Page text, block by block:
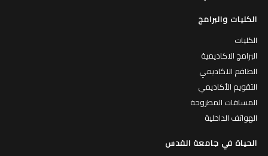
الكليات والبرامج
الكليات
البرامج الاكاديمية
الطاقم الاكاديمي
التقويم الأكاديمي
المساقات المطروحة
الهواتف الداخلية
الحياة في جامعة القدس